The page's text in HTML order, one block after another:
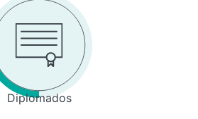
Diplomados